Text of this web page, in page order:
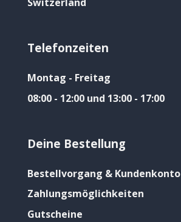
Telefonzeiten
Montag - Freitag
08:00 - 12:00 und 13:00 - 17:00
Deine Bestellung
Bestellvorgang & Kundenkonto
Zahlungsmöglichkeiten
Gutscheine